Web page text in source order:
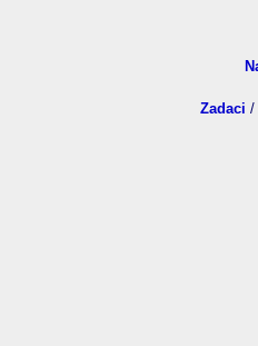
Zadaci /